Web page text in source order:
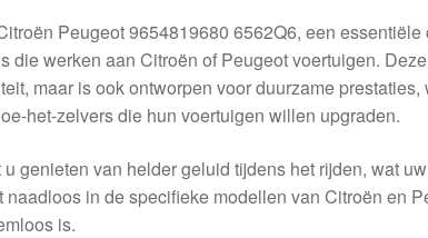
Peugeot 9654819680 6562Q6, een essentiële
die werken aan Citroën of Peugeot voertuigen.
maar is ook ontworpen voor duurzame prestaties,
het-zelvers die hun voertuigen willen upgraden.
genieten van helder geluid tijdens het rijden, wat
in de specifieke modellen van Citroën en
is.